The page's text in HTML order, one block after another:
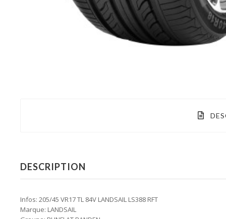
DESCRIPTION
Infos: 205/45 VR17 TL 84V LANDSAIL LS388 RFT
Marque: LANDSAIL